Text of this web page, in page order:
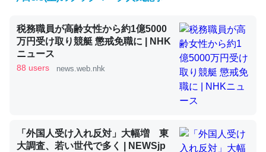
くらい。小説でいう「ずっと前の伏線」は回収されないけ
ど、短期記憶というには多い分量。進化すればするほど分
かりやすく強くなりそう
─GPTの仕組みと限界についての考察（１） - conceptualization
税務職員が高齢女性から約1億5000
万円受け取り競艇 懲戒免職に | NHK
ニュース
88 users news.web.nhk
「外国人受け入れ反対」大幅増 東
大調査、若い世代で多く | NEWSjp